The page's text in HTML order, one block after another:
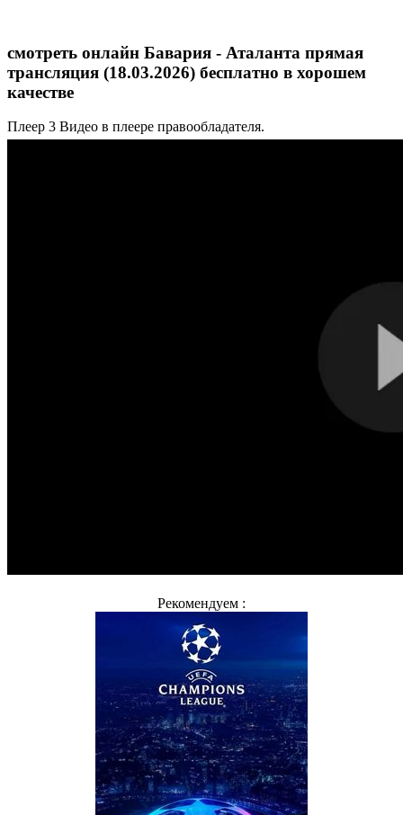
смотреть онлайн Бавария - Аталанта прямая
трансляция (18.03.2026) бесплатно в хорошем
качестве
Плеер 3 Видео в плеере правообладателя.
Рекомендуем :